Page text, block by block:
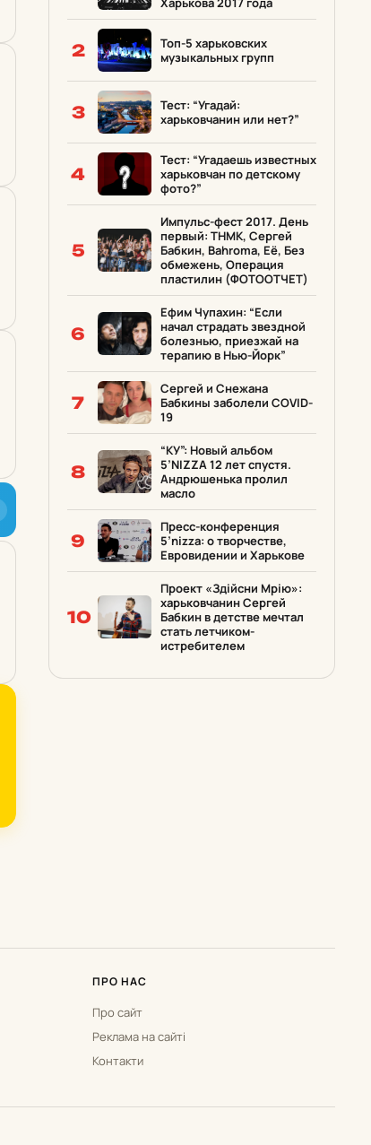
2
Топ-5 харьковских
музыкальных групп
3
Тест: “Угадай:
харьковчанин или нет?”
4
Тест: “Угадаешь известных
харьковчан по детскому
фото?”
5
Импульс-фест 2017. День
первый: ТНМК, Сергей
Бабкин, Bahroma, Её, Без
обмежень, Операция
пластилин (ФОТООТЧЕТ)
6
Ефим Чупахин: “Если
начал страдать звездной
болезнью, приезжай на
терапию в Нью-Йорк”
7
Сергей и Снежана
Бабкины заболели COVID-
19
8
“КУ”: Новый альбом
5’NIZZA 12 лет спустя.
Андрюшенька пролил
масло
9
Пресс-конференция
5’nizza: о творчестве,
Евровидении и Харькове
10
Проект «Здійсни Мрію»:
харьковчанин Сергей
Бабкин в детстве мечтал
стать летчиком-
истребителем
ПРО НАС
Про сайт
Реклама на сайті
Контакти